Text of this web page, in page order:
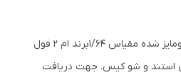
ماکت فلزی شورلت شایان کاستومایز شده مقیاس ۱/۶۴برند ام ۲ فول
استند و شو کیس. جهت دریافت